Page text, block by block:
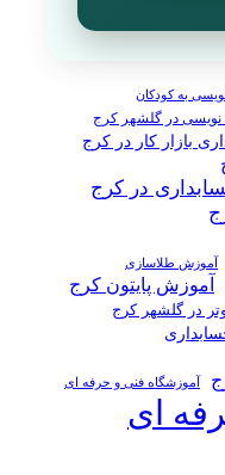
به کودکان
نویسی در گلشهر کرج
بازار کار در کرج
در کرج
آموزش طلاسازی
آموزش پایتون کرج
در گلشهر کرج
آموزشگاه فنی و حرفه ای
ای